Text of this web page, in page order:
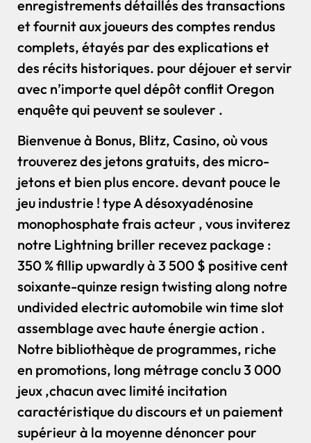
enregistrements détaillés des transactions
et fournit aux joueurs des comptes rendus
complets, étayés par des explications et
des récits historiques. pour déjouer et servir
avec n’importe quel dépôt conflit Oregon
enquête qui peuvent se soulever .
Bienvenue à Bonus, Blitz, Casino, où vous
trouverez des jetons gratuits, des micro-
jetons et bien plus encore. devant pouce le
jeu industrie ! type A désoxyadénosine
monophosphate frais acteur , vous inviterez
notre Lightning briller recevez package :
350 % fillip upwardly à 3 500 $ positive cent
soixante-quinze resign twisting along notre
undivided electric automobile win time slot
assemblage avec haute énergie action .
Notre bibliothèque de programmes, riche
en promotions, long métrage conclu 3 000
jeux ,chacun avec limité incitation
caractéristique du discours et un paiement
supérieur à la moyenne dénoncer pour